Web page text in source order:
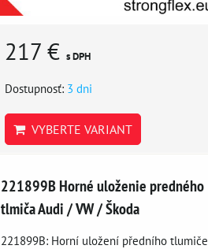
217 € s DPH
Dostupnosť: 3 dni
VYBERTE VARIANT
221899B Horné uloženie predného
tlmiča Audi / VW / Škoda
221899B: Horní uložení předního tlumiče